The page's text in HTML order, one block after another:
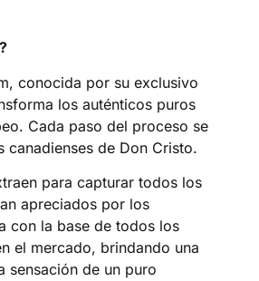
conocida por su exclusivo
los auténticos puros
Cada paso del proceso se
de Don Cristo.
para capturar todos los
apreciados por los
con la base de todos los
el mercado, brindando una
sensación de un puro